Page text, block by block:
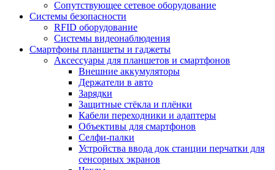
Сопутствующее сетевое оборудование
Системы безопасности
RFID оборудование
Системы видеонаблюдения
Смартфоны планшеты и гаджеты
Аксессуары для планшетов и смартфонов
Внешние аккумуляторы
Держатели в авто
Зарядки
Защитные стёкла и плёнки
Кабели переходники и адаптеры
Объективы для смартфонов
Селфи-палки
Устройства ввода док станции перчатки для
сенсорных экранов